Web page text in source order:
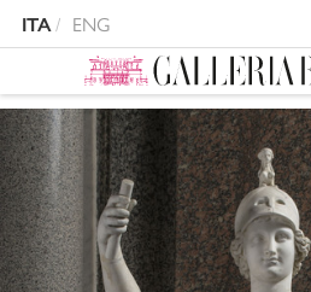
ITA ENG